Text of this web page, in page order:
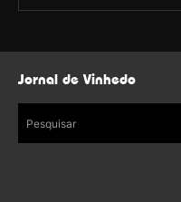
Jornal de Vinhedo
Pesquisar